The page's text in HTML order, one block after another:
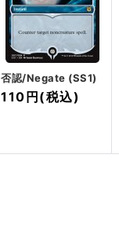
否認/Negate (SS1)
110円 (税込)